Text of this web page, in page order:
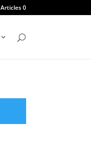
Articles 0